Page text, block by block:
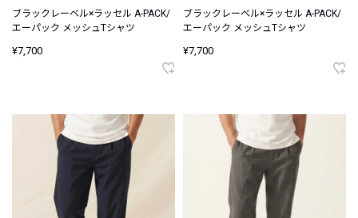
ブラックレーベル×ラッセル A-PACK/
エーパック メッシュTシャツ
¥7,700
ブラックレーベル×ラッセル A-PACK/
エーパック メッシュTシャツ
¥7,700